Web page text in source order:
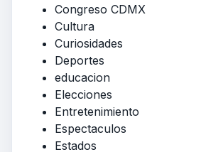
Congreso CDMX
Cultura
Curiosidades
Deportes
educacion
Elecciones
Entretenimiento
Espectaculos
Estados